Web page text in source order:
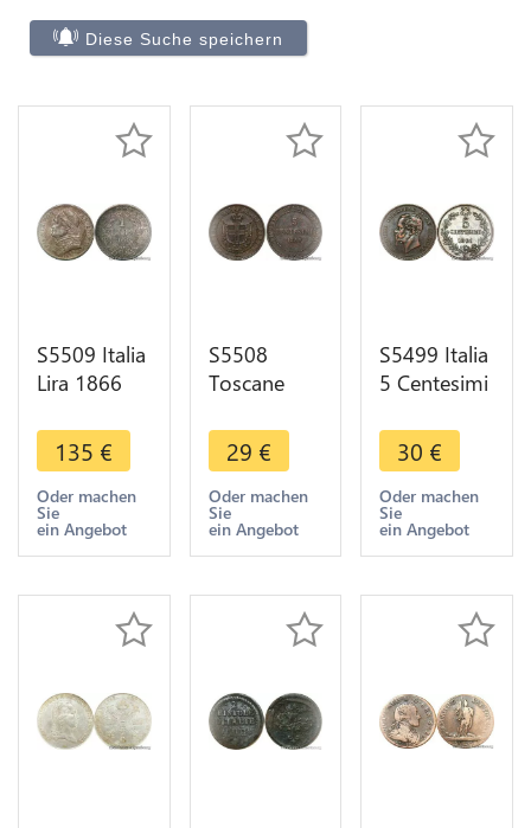
Diese Suche speichern
S5509 Italia
Lira 1866
Kirchenstaat
Vatican Pius
IX 1846-
1878 SPL
UNC
135 €
Oder machen
Sie
ein Angebot
S5508
Toscane
Italy 5
Centesimi
Vittorio
Emanuele
1859 - Faire
29 €
Oder machen
Sie
ein Angebot
S5499 Italia
5 Centesimi
Italy
Vittorio
Emanuele II
>M offer
30 €
Oder machen
Sie
ein Angebot